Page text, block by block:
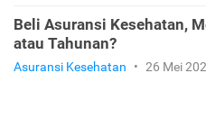
Beli Asuransi Kesehatan,
atau Tahunan?
Asuransi Kesehatan • 26 Mei